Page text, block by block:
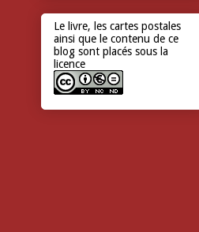
Le livre, les cartes postales
ainsi que le contenu de ce
blog sont placés sous la
licence